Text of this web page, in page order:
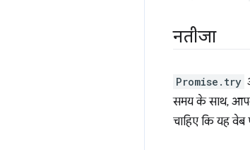
नतीजा
Promise.try
समय के साथ,
चाहिए कि यह वेब